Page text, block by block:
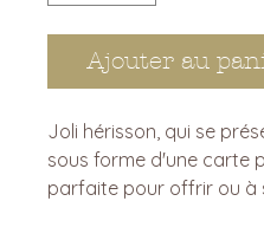
Ajouter au
Joli hérisson, qui se
sous forme d'une carte
parfaite pour offrir ou à